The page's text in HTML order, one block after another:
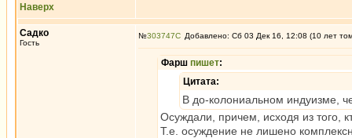
Наверх
Садко
Гость
№303747 Добавлено: Сб 03 Дек 16, 12:08 (10 лет
Фарш пишет:
Цитата:
В до-колониальном индуизме,
Осуждали, причем, исходя из того,
Т.е. осуждение не лишено